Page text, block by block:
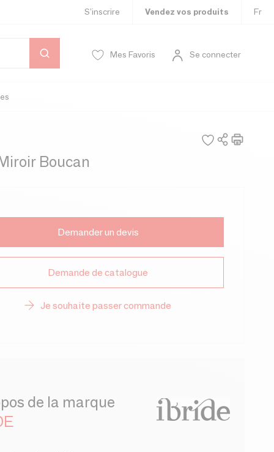
S’inscrire Vendez vos produits Fr
Mes Favoris Se connecter
Boucan
Demander un devis
Demande de catalogue
Je souhaite passer commande
de la marque